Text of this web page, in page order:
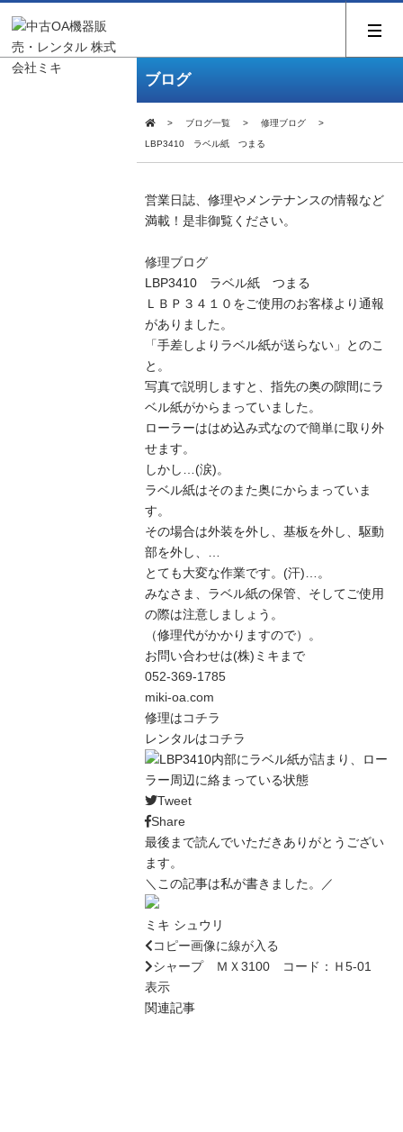
ブログ
ブログ一覧 修理ブログ
LBP3410 ラベル紙 つまる
営業日誌、修理やメンテナンスの情報など
満載！是非御覧ください。
修理ブログ
LBP3410 ラベル紙 つまる
ＬＢＰ３４１０をご使用のお客様より通報
がありました。
「手差しよりラベル紙が送らない」とのこ
と。
写真で説明しますと、指先の奥の隙間にラ
ベル紙がからまっていました。
ローラーははめ込み式なので簡単に取り外
せます。
しかし…(涙)。
ラベル紙はそのまた奥にからまっていま
す。
その場合は外装を外し、基板を外し、駆動
部を外し、…
とても大変な作業です。(汗)…。
みなさま、ラベル紙の保管、そしてご使用
の際は注意しましょう。
（修理代がかかりますので）。
お問い合わせは(株)ミキまで
052-369-1785
miki-oa.com
修理はコチラ
レンタルはコチラ
Tweet
Share
最後まで読んでいただきありがとうござい
ます。
＼この記事は私が書きました。／
ミキ シュウリ
コピー画像に線が入る
シャープ ＭＸ3100 コード：Ｈ5-01
表示
関連記事